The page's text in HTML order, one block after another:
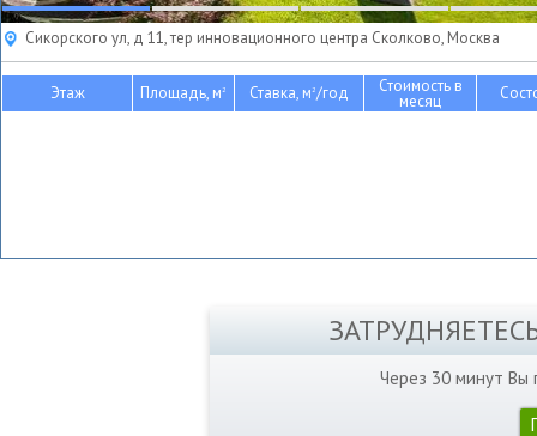
Сикорского ул, д 11, тер инновационного центра Сколково, Москва
Этаж Площадь, м2 Ставка, м2/год Стоимость в
месяц
Через 30 минут Вы